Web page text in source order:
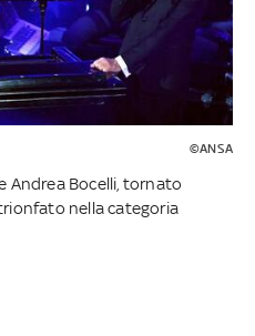
©ANSA
Andrea Bocelli, tornato
nella categoria